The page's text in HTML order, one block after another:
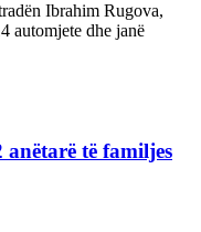
Ibrahim Rugova,
automjete dhe janë
anëtarë të familjes